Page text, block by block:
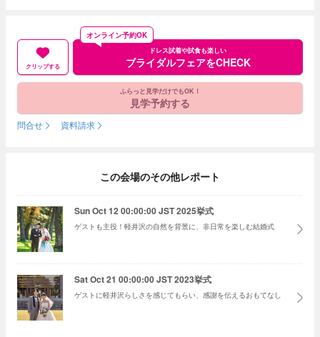
クリップする
ドレス試着や試食も楽しい
ブライダルフェアをCHECK
オンライン予約OK
ふらっと見学だけでもOK！
見学予約する
問合せ 資料請求
この会場のその他レポート
Sun Oct 12 00:00:00 JST 2025挙式
ゲストも主役！軽井沢の自然を背景に、非日常を楽しむ結婚式
Sat Oct 21 00:00:00 JST 2023挙式
ゲストに軽井沢らしさを感じてもらい、感謝を伝えるおもてなし